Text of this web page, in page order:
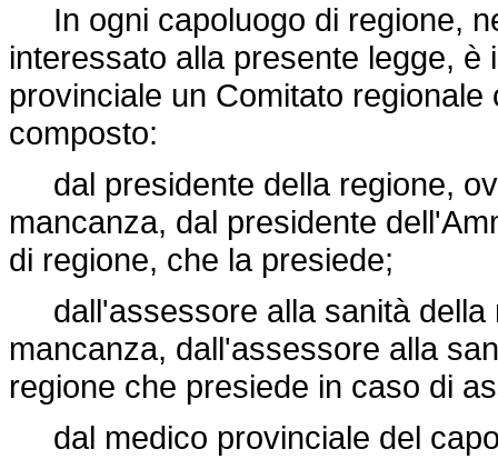
In ogni capoluogo di regione,
interessato alla presente legge,
provinciale un Comitato
composto:
dal presidente della regione,
mancanza, dal presidente
di regione, che la presiede;
dall'assessore alla sanità della
mancanza, dall'assessore alla
regione che presiede in caso di
dal medico provinciale del